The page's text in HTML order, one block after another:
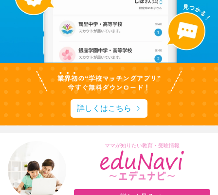
詳しくはこちら
ママが知りたい教育・受験情報